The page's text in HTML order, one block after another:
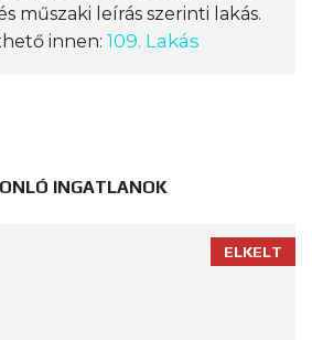
műszaki leírás szerinti lakás.
innen: 109. Lakás
INGATLANOK
ELKELT